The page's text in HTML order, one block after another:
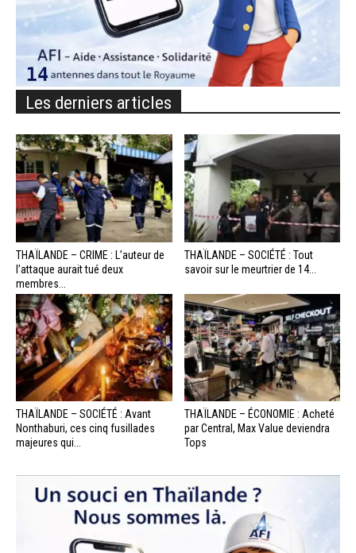
Les derniers articles
THAÏLANDE – CRIME : L’auteur de
l’attaque aurait tué deux
membres...
THAÏLANDE – SOCIÉTÉ : Tout
savoir sur le meurtrier de 14...
THAÏLANDE – SOCIÉTÉ : Avant
Nonthaburi, ces cinq fusillades
majeures qui...
THAÏLANDE – ÉCONOMIE : Acheté
par Central, Max Value deviendra
Tops